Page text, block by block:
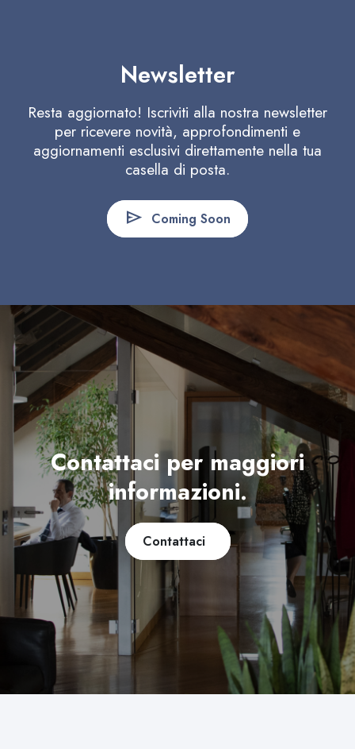
Newsletter
Resta aggiornato! Iscriviti alla nostra newsletter
per ricevere novità, approfondimenti e
aggiornamenti esclusivi direttamente nella tua
casella di posta.
send Coming Soon
Contattaci per maggiori
informazioni.
Contattaci